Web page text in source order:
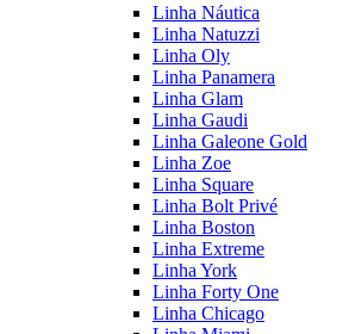
Linha Náutica
Linha Natuzzi
Linha Oly
Linha Panamera
Linha Glam
Linha Gaudi
Linha Galeone Gold
Linha Zoe
Linha Square
Linha Bolt Privé
Linha Boston
Linha Extreme
Linha York
Linha Forty One
Linha Chicago